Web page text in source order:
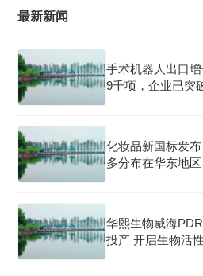
最新新闻
手术机器人出口
9千项，企业已突
化妆品新国标发
多分布在华东地区
华熙生物威海
投产 开启生物活